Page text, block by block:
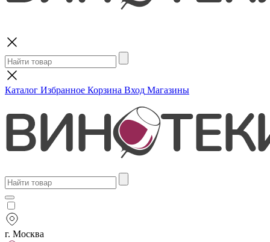
Каталог Избранное Корзина Вход Магазины
г. Москва